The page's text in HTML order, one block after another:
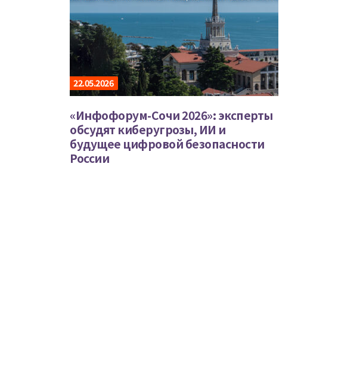
22.05.2026
«Инфофорум-Сочи 2026»: эксперты
обсудят киберугрозы, ИИ и
будущее цифровой безопасности
России